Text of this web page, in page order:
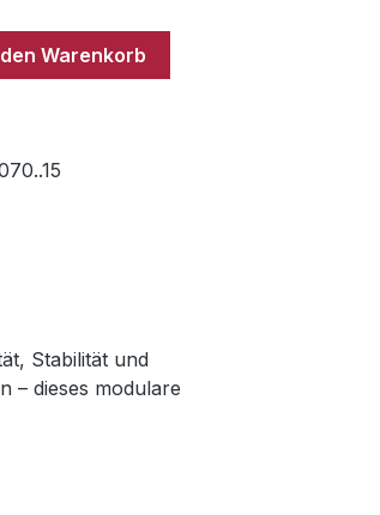
Gib den gewünschten
Warenkorb
Stabilität und
– dieses modulare